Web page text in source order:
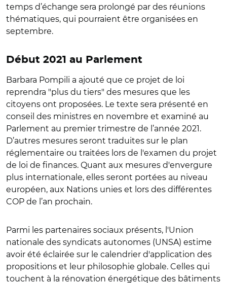
temps d’échange sera prolongé par des réunions
thématiques, qui pourraient être organisées en
septembre.
Début 2021 au Parlement
Barbara Pompili a ajouté que ce projet de loi
reprendra "plus du tiers" des mesures que les
citoyens ont proposées. Le texte sera présenté en
conseil des ministres en novembre et examiné au
Parlement au premier trimestre de l’année 2021.
D’autres mesures seront traduites sur le plan
réglementaire ou traitées lors de l'examen du projet
de loi de finances. Quant aux mesures d'envergure
plus internationale, elles seront portées au niveau
européen, aux Nations unies et lors des différentes
COP de l’an prochain.
Parmi les partenaires sociaux présents, l'Union
nationale des syndicats autonomes (UNSA) estime
avoir été éclairée sur le calendrier d'application des
propositions et leur philosophie globale. Celles qui
touchent à la rénovation énergétique des bâtiments